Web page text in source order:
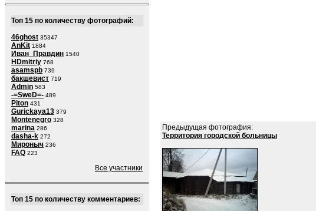
Топ 15 по количеству фотографий:
46ghost 35347
AnKit 1884
Иван_Правдин 1540
HDmitriy 768
asamspb 739
бакшевист 719
Admin 583
-=SweD=- 489
Piton 431
Gurickaya13 379
Montenegro 328
marina 286
dasha-k 272
Мироныч 236
FAQ 223
Все участники
Топ 15 по количеству комментариев:
Предыдущая фотография:
Территория городской больницы